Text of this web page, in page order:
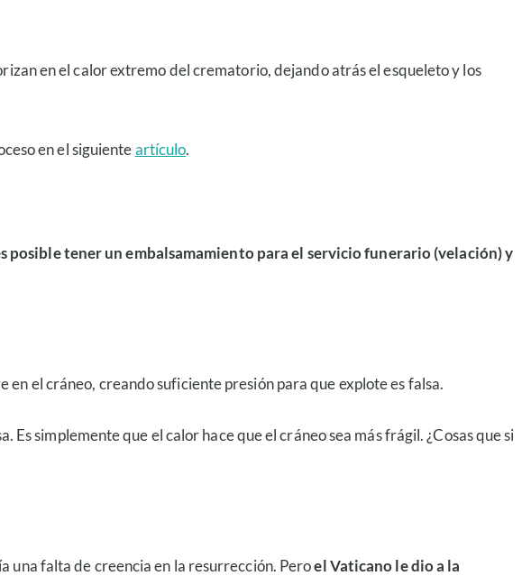
en el calor extremo del crematorio, dejando atrás el esqueleto y los
en el siguienteartículo.
posible tener un embalsamamiento para el servicio funerario (velación) y
el cráneo, creando suficiente presión para que explote es falsa.
simplemente que el calor hace que el cráneo sea más frágil. ¿Cosas que si
una falta de creencia en la resurrección. Peroel Vaticano le dio a la